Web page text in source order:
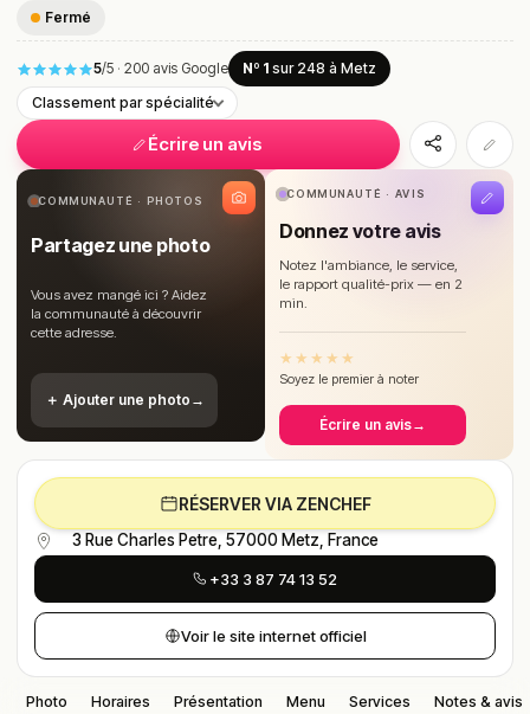
Fermé
5/5 · 200 avis Google Nº 1 sur 248 à Metz
Classement par spécialité
Écrire un avis
COMMUNAUTÉ · PHOTOS
Partagez une photo
Vous avez mangé ici ? Aidez
la communauté à découvrir
cette adresse.
＋ Ajouter une photo →
COMMUNAUTÉ · AVIS
Donnez votre avis
Notez l'ambiance, le service,
le rapport qualité-prix — en 2
min.
★ ★ ★ ★ ★
Soyez le premier à noter
Écrire un avis→
RÉSERVER VIA ZENCHEF
3 Rue Charles Petre, 57000 Metz, France
+33 3 87 74 13 52
Voir le site internet officiel
Photo Horaires Présentation Menu Services Notes & avis